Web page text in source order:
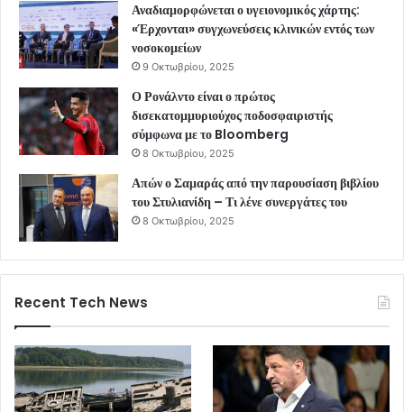
Αναδιαμορφώνεται ο υγειονομικός χάρτης:
«Έρχονται» συγχωνεύσεις κλινικών εντός των
νοσοκομείων
9 Οκτωβρίου, 2025
Ο Ρονάλντο είναι ο πρώτος
δισεκατομμυριούχος ποδοσφαιριστής
σύμφωνα με το Bloomberg
8 Οκτωβρίου, 2025
Απών ο Σαμαράς από την παρουσίαση βιβλίου
του Στυλιανίδη – Τι λένε συνεργάτες του
8 Οκτωβρίου, 2025
Recent Tech News